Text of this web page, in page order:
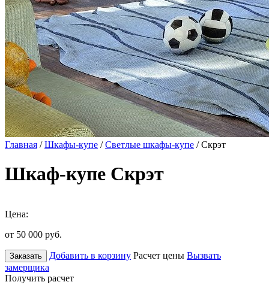
Главная /Шкафы-купе /Светлые шкафы-купе / Скрэт
Шкаф-купе Скрэт
Цена:
от 50 000 руб.
Заказать Добавить в корзину Расчет цены Вызвать
замерщика
Получить расчет